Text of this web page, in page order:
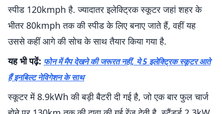
स्पीड 120kmph है. ज्यादातर इलेक्ट्रिक स्कूटर जहां शहर के
भीतर 80kmph तक की स्पीड के लिए बनाए जाते हैं, वहीं यह
उससे कहीं आगे की सोच के साथ तैयार किया गया है.
यह भी पढ़ें: फोन में मैप देखने की जरूरत नहीं, ये 5 इलेक्ट्रिक स्कूटर आते
हैं इनबिल्ट नेविगेशन के साथ
स्कूटर में 8.9kWh की बड़ी बैटरी दी गई है, जो एक बार फुल चार्ज